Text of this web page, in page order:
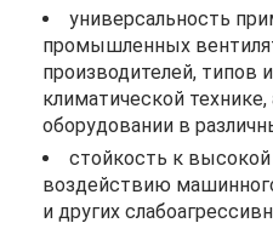
универсальность
промышленных
производителей, типов
климатической
оборудовании в
стойкость к
воздействию
и других